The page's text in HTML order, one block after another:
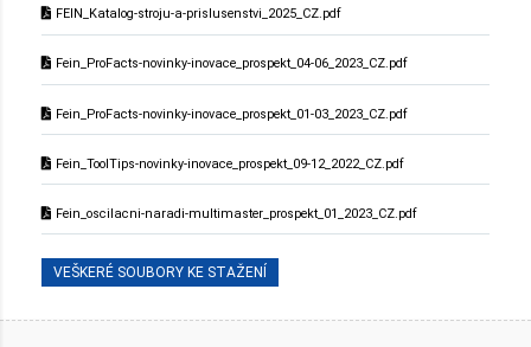
FEIN_Katalog-stroju-a-prislusenstvi_2025_CZ.pdf
Fein_ProFacts-novinky-inovace_prospekt_04-06_2023_CZ.pdf
Fein_ProFacts-novinky-inovace_prospekt_01-03_2023_CZ.pdf
Fein_ToolTips-novinky-inovace_prospekt_09-12_2022_CZ.pdf
Fein_oscilacni-naradi-multimaster_prospekt_01_2023_CZ.pdf
VEŠKERÉ SOUBORY KE STAŽENÍ